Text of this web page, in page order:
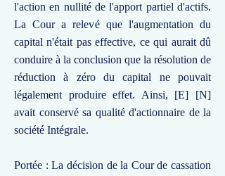
l'action en nullité de l'apport partiel d'actifs.
La Cour a relevé que l'augmentation du
capital n'était pas effective, ce qui aurait dû
conduire à la conclusion que la résolution de
réduction à zéro du capital ne pouvait
légalement produire effet. Ainsi, [E] [N]
avait conservé sa qualité d'actionnaire de la
société Intégrale.
Portée : La décision de la Cour de cassation